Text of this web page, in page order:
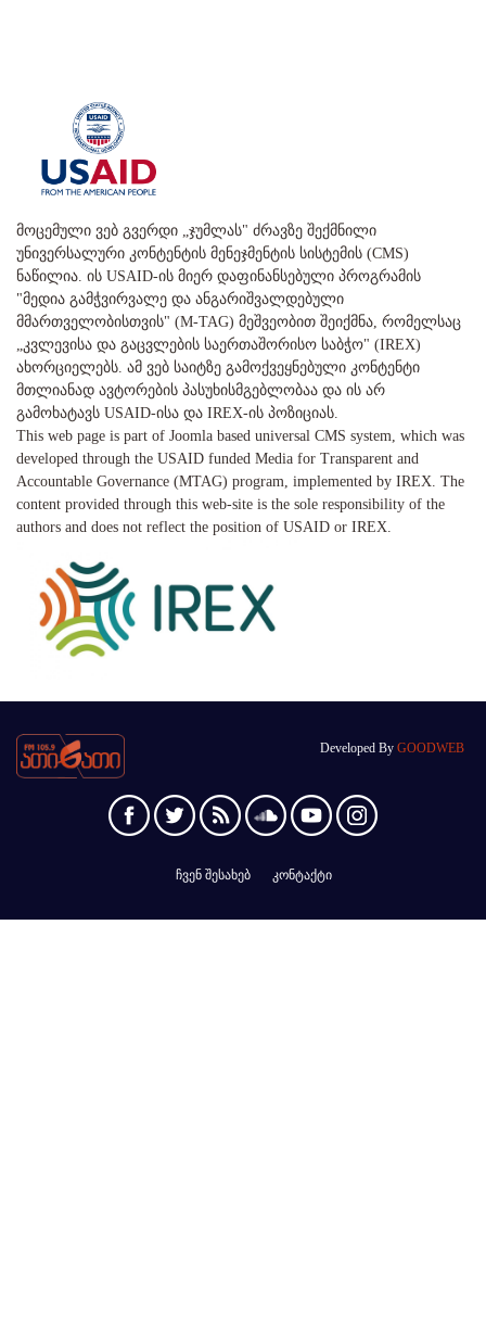
მოცემული ვებ გვერდი „ჯუმლას" ძრავზე შექმნილი
უნივერსალური კონტენტის მენეჯმენტის სისტემის (CMS)
ნაწილია. ის USAID-ის მიერ დაფინანსებული პროგრამის
"მედია გამჭვირვალე და ანგარიშვალდებული
მმართველობისთვის" (M-TAG) მეშვეობით შეიქმნა, რომელსაც
„კვლევისა და გაცვლების საერთაშორისო საბჭო" (IREX)
ახორციელებს. ამ ვებ საიტზე გამოქვეყნებული კონტენტი
მთლიანად ავტორების პასუხისმგებლობაა და ის არ
გამოხატავს USAID-ისა და IREX-ის პოზიციას.
This web page is part of Joomla based universal CMS system, which was
developed through the USAID funded Media for Transparent and
Accountable Governance (MTAG) program, implemented by IREX. The
content provided through this web-site is the sole responsibility of the
authors and does not reflect the position of USAID or IREX.
Developed By GOODWEB
ჩვენ შესახებ კონტაქტი